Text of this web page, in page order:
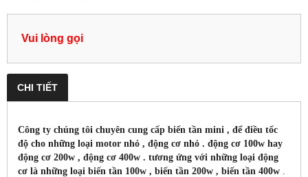
Vui lòng gọi
CHI TIẾT
Công ty chúng tôi chuyên cung cấp biến tần mini , để điều tốc
độ cho những loại motor nhỏ , động cơ nhỏ . động cơ 100w hay
động cơ 200w , động cơ 400w . tương ứng với những loại động
cơ là những loại biến tần 100w , biến tần 200w , biến tần 400w